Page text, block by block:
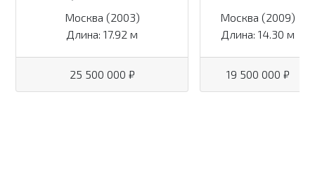
Москва (2003)
Длина: 17.92 м
25 500 000 ₽
Москва (2009)
Длина: 14.30 м
19 500 000 ₽